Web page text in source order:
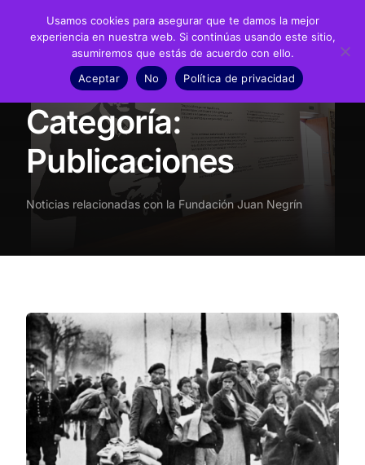
Noticias Publicaciones
Categoría:
Publicaciones
Noticias relacionadas con la Fundación Juan Negrín
Usamos cookies para asegurar que te damos la mejor
experiencia en nuestra web. Si continúas usando este sitio,
asumiremos que estás de acuerdo con ello.
Aceptar
No Política de privacidad
Fundación
Recursos
Noticias
Transparencia